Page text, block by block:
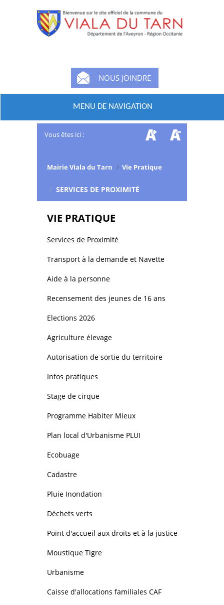
NOUS JOINDRE
MENU DE NAVIGATION
Vous êtes ici :
Mairie Viala du Tarn / Vie Pratique
/ SERVICES DE PROXIMITÉ
VIE PRATIQUE
Services de Proximité
Transport à la demande et Navette
Aide à la personne
Recensement des jeunes de 16 ans
Elections 2026
Agriculture élevage
Autorisation de sortie du territoire
Infos pratiques
Stage de cirque
Programme Habiter Mieux
Plan local d'Urbanisme PLUI
Ecobuage
Cadastre
Pluie Inondation
Déchets verts
Point d'accueil aux droits et à la justice
Moustique Tigre
Urbanisme
Caisse d'allocations familiales CAF